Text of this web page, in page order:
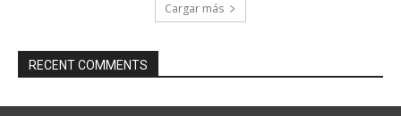
Cargar más
RECENT COMMENTS